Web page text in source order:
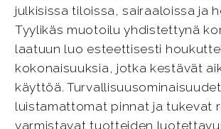
julkisissa tiloissa, sairaaloissa ja
Tyylikäs muotoilu yhdistettynä
laatuun luo esteettisesti
kokonaisuuksia, jotka kestävät
käyttöä.
luistamattomat pinnat ja tukevat
varmistavat tuotteiden